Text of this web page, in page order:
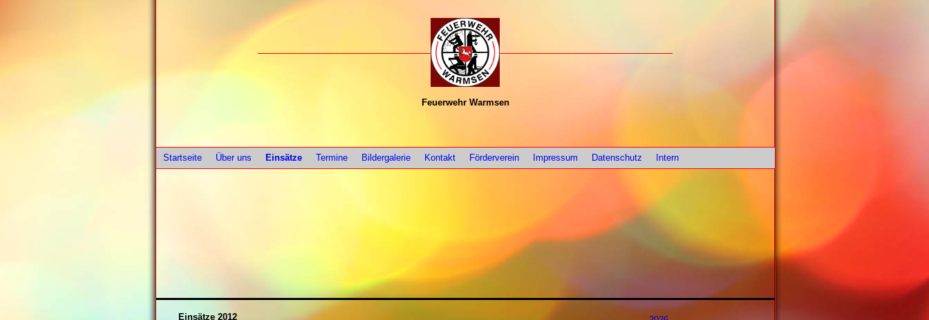
Feuerwehr Warmsen
Startseite Über uns Einsätze Termine Bildergalerie Kontakt Förderverein Impressum Datenschutz Intern
Einsätze 2012